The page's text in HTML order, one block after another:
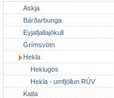
Askja
Bárðarbunga
Eyjafjallajökull
Grímsvötn
Hekla
Heklugos
Hekla - umfjöllun RÚV
Katla